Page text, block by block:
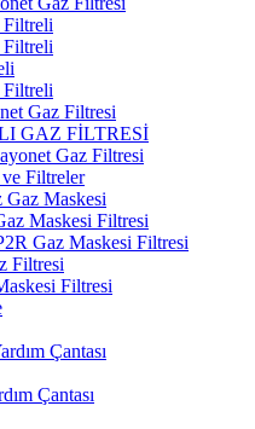
Filtreli
Filtreli
Gaz Filtresi
GAZ FİLTRESİ
Gaz Filtresi
Filtreler
Gaz Maskesi
Maskesi Filtresi
Gaz Maskesi Filtresi
Filtresi
Filtresi
Çantası
Çantası